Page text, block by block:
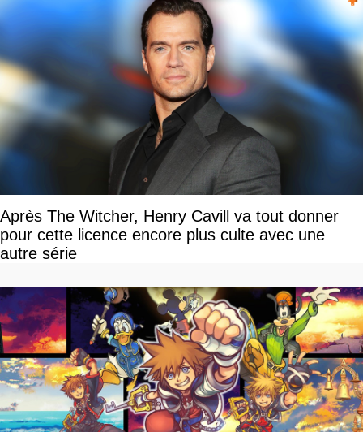
Après The Witcher, Henry Cavill va tout donner
pour cette licence encore plus culte avec une
autre série